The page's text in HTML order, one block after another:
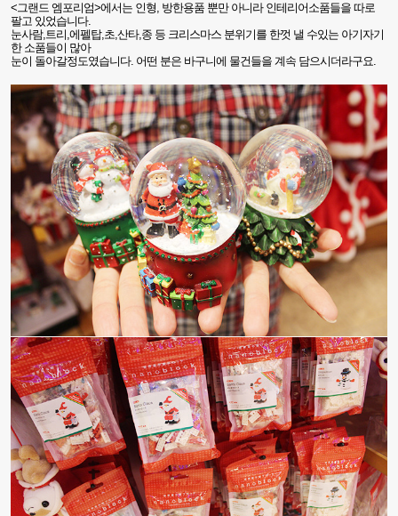
<그랜드 엠포리엄>에서는 인형, 방한용품 뿐만 아니라 인테리어소품들을 따로
팔고 있었습니다.
눈사람,트리,에펠탑,초,산타,종 등 크리스마스 분위기를 한껏 낼 수있는 아기자기
한 소품들이 많아
눈이 돌아갈정도였습니다. 어떤 분은 바구니에 물건들을 계속 담으시더라구요.